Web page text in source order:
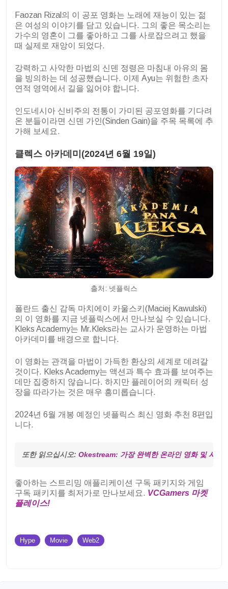
Faozan Rizal의 이 공포 영화는 노래에 재능이 있는 젊
은 여성의 이야기를 담고 있습니다. 그의 좋은 목소리는
가수의 영혼이 그를 좋아하고 그를 사로잡으려고 했을
때 실제로 재앙이 되었다.
강력하고 사악한 마법의 신덴 정령은 마침내 아유의 몸
을 빙의하는 데 성공했습니다. 이제 Ayu는 위험한 초자
연적 영역에서 길을 잃어야 합니다.
인도네시아 신비주의 전통이 가미된 공포영화를 기다려
온 분들이라면 신덴 가인(Sinden Gain)을 주목 목록에 추
가해 보세요.
클렉스 아카데미(2024년 6월 19일)
출처: 넷플릭스
폴란드 출신 감독 마치에이 카울스키(Maciej Kawulski)
의 이 영화를 지금 넷플릭스에서 만나보실 수 있습니다.
Kleks Academy는 Mr.Kleks라는 교사가 운영하는 마법
아카데미를 배경으로 합니다.
이 영화는 관객을 마법이 가득한 환상의 세계로 데려갈
것이다. Kleks Academy는 액션과 특수 효과를 보여주는
데만 집중하지 않습니다. 하지만 플레이어의 캐릭터 성
장을 따라가는 것은 매우 흥미롭습니다.
2024년 6월 개봉 예정인 넷플릭스 최신 영화 추천 8편입
니다.
또한 읽으십시오: Okestream: 가장 완벽한 온라인 영화 및 시리
좋아하는 스트리밍 애플리케이션 구독 패키지와 게임
구독 패키지를 최저가로 만나보세요. VCGamers 마켓
플레이스!
Hype Movie Web2